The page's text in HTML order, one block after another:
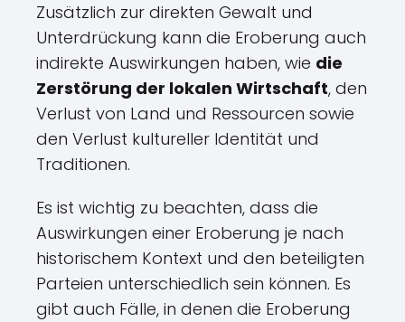
Zusätzlich zur direkten Gewalt und
Unterdrückung kann die Eroberung auch
indirekte Auswirkungen haben, wie die
Zerstörung der lokalen Wirtschaft, den
Verlust von Land und Ressourcen sowie
den Verlust kultureller Identität und
Traditionen.
Es ist wichtig zu beachten, dass die
Auswirkungen einer Eroberung je nach
historischem Kontext und den beteiligten
Parteien unterschiedlich sein können. Es
gibt auch Fälle, in denen die Eroberung